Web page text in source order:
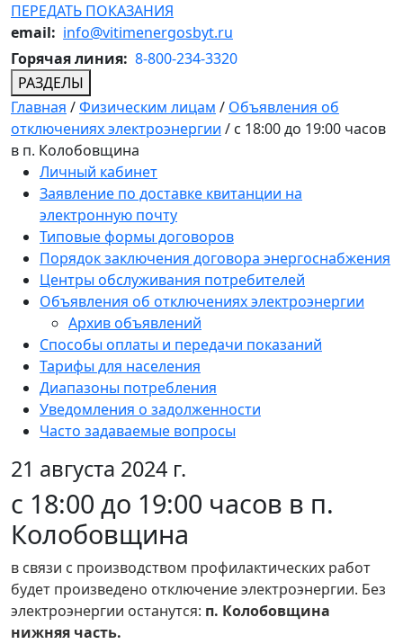
ПЕРЕДАТЬ ПОКАЗАНИЯ
email: info@vitimenergosbyt.ru
Горячая линия: 8-800-234-3320
РАЗДЕЛЫ
Главная /Физическим лицам / Объявления об
отключениях электроэнергии / с 18:00 до 19:00 часов
в п. Колобовщина
Личный кабинет
Заявление по доставке квитанции на
электронную почту
Типовые формы договоров
Порядок заключения договора энергоснабжения
Центры обслуживания потребителей
Объявления об отключениях электроэнергии
Архив объявлений
Способы оплаты и передачи показаний
Тарифы для населения
Диапазоны потребления
Уведомления о задолженности
Часто задаваемые вопросы
21 августа 2024 г.
с 18:00 до 19:00 часов в п.
Колобовщина
в связи с производством профилактических работ
будет произведено отключение электроэнергии. Без
электроэнергии останутся: п. Колобовщина
нижняя часть.